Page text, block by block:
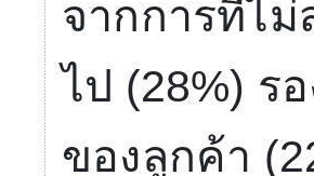
จากการที่ไ
ไป (28%) ร
ของลูกค้า (